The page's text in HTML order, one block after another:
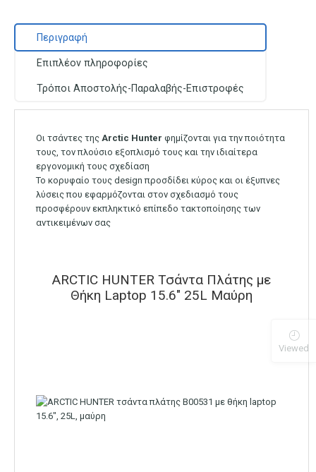
Περιγραφή
Επιπλέον πληροφορίες
Τρόποι Αποστολής-Παραλαβής-Επιστροφές
Οι τσάντες της Arctic Hunter φημίζονται για την ποιότητα
τους, τον πλούσιο εξοπλισμό τους και την ιδιαίτερα
εργονομική τους σχεδίαση
Το κορυφαίο τους design προσδίδει κύρος και οι έξυπνες
λύσεις που εφαρμόζονται στον σχεδιασμό τους
προσφέρουν εκπληκτικό επίπεδο τακτοποίησης των
αντικειμένων σας
ARCTIC HUNTER Τσάντα Πλάτης με
Θήκη Laptop 15.6″ 25L Μαύρη
Viewed